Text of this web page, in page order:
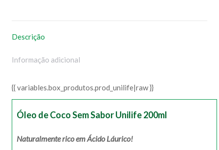
Descrição
Informação adicional
{{ variables.box_produtos.prod_unilife|raw }}
Óleo de Coco Sem Sabor Unilife 200ml
Naturalmente rico em Ácido Láurico!